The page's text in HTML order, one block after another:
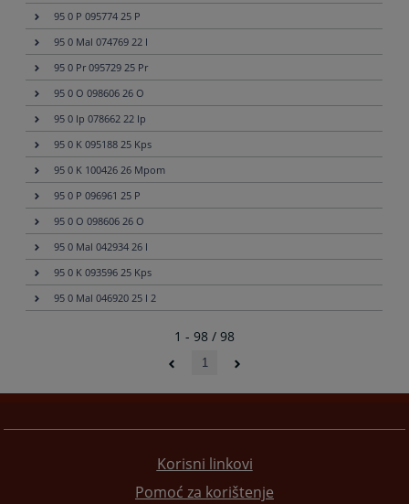
95 0 P 095774 25 P
95 0 Mal 074769 22 I
95 0 Pr 095729 25 Pr
95 0 O 098606 26 O
95 0 Ip 078662 22 Ip
95 0 K 095188 25 Kps
95 0 K 100426 26 Mpom
95 0 P 096961 25 P
95 0 O 098606 26 O
95 0 Mal 042934 26 I
95 0 K 093596 25 Kps
95 0 Mal 046920 25 I 2
1 - 98 / 98
1
Korisni linkovi
Pomoć za korištenje